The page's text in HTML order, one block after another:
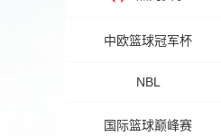
中欧篮球冠军杯
NBL
国际篮球巅峰赛